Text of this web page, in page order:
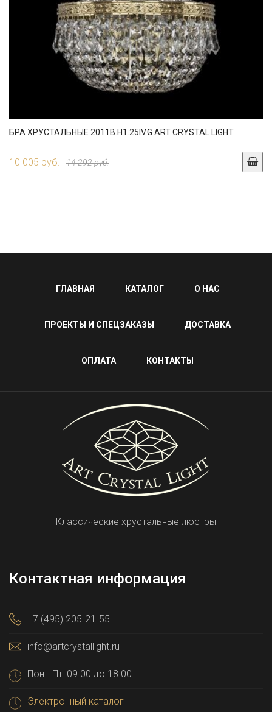
БРА ХРУСТАЛЬНЫЕ 2011B.H1.25IV.G ART CRYSTAL LIGHT
10 005 руб. 14 292 руб.
ГЛАВНАЯ КАТАЛОГ О НАС
ПРОЕКТЫ И СПЕЦЗАКАЗЫ ДОСТАВКА
ОПЛАТА КОНТАКТЫ
Классические хрустальные люстры
Контактная информация
+7 (495) 205-21-55
info@artcrystallight.ru
Пон - Пт: 09.00 до 18.00
Электронный каталог